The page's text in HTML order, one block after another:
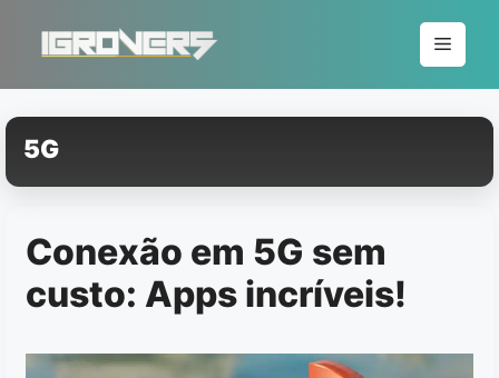
conteúdo
Menu
5G
Conexão em 5G sem
custo: Apps incríveis!